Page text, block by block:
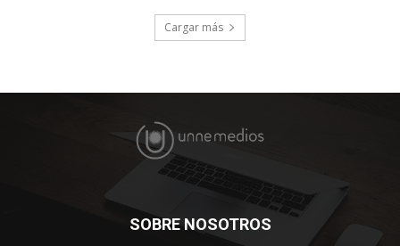
Cargar más
SOBRE NOSOTROS